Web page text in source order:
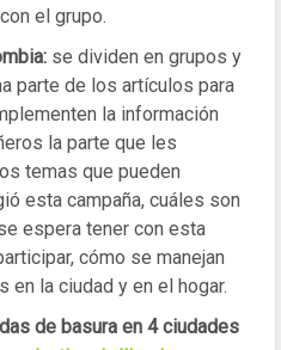
el grupo.
se dividen en grupos y
parte de los artículos para
la información
la parte que les
temas que pueden
esta campaña, cuáles son
espera tener con esta
cómo se manejan
en la ciudad y en el hogar.
de basura en 4 ciudades